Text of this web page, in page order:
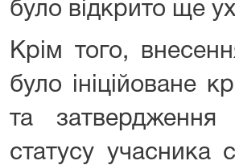
було відкрито ще
Крім того,
було ініційоване
та
статусу учасника